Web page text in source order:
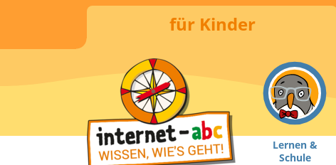
für Kinder
Lernen &
Schule